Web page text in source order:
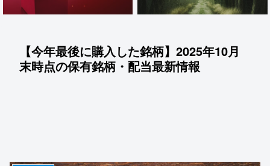
【今年最後に購入した銘柄】2025年10月
末時点の保有銘柄・配当最新情報